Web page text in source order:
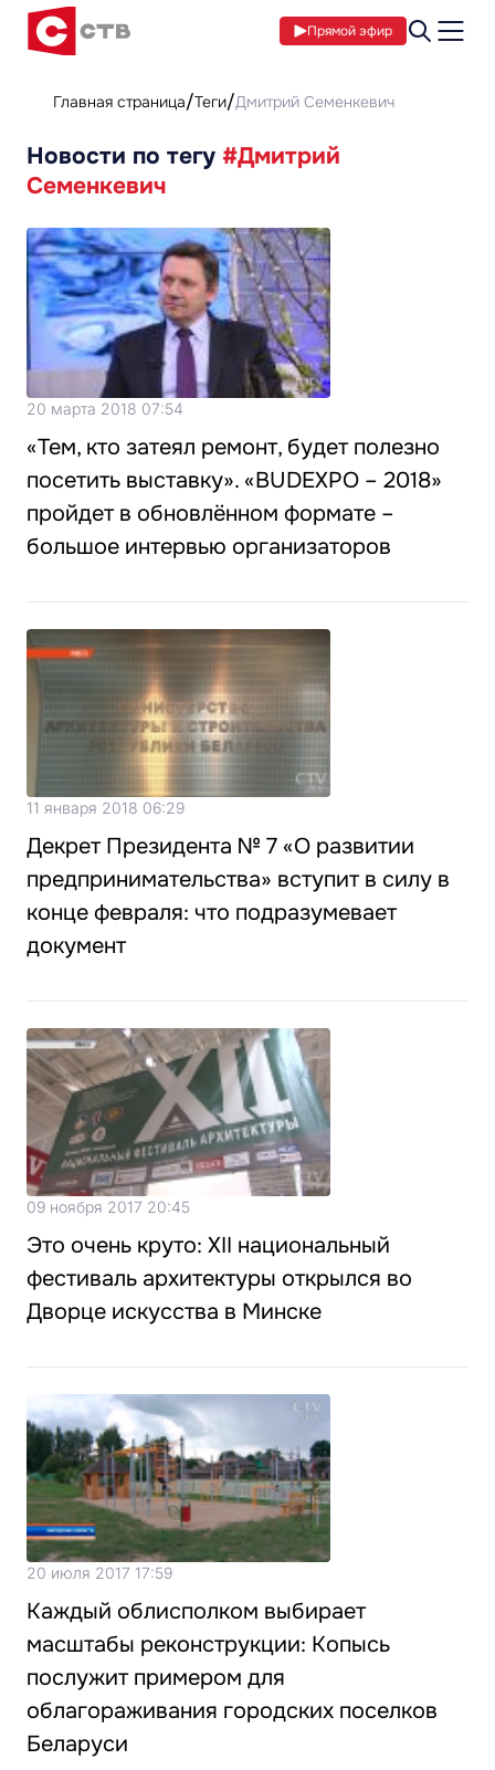
Прямой эфир
Главная страница Теги Дмитрий Семенкевич
Новости по тегу #Дмитрий
Семенкевич
20 марта 2018 07:54
«Тем, кто затеял ремонт, будет полезно
посетить выставку». «BUDEXPO – 2018»
пройдет в обновлённом формате –
большое интервью организаторов
11 января 2018 06:29
Декрет Президента № 7 «О развитии
предпринимательства» вступит в силу в
конце февраля: что подразумевает
документ
09 ноября 2017 20:45
Это очень круто: ХII национальный
фестиваль архитектуры открылся во
Дворце искусства в Минске
20 июля 2017 17:59
Каждый облисполком выбирает
масштабы реконструкции: Копысь
послужит примером для
облагораживания городских поселков
Беларуси